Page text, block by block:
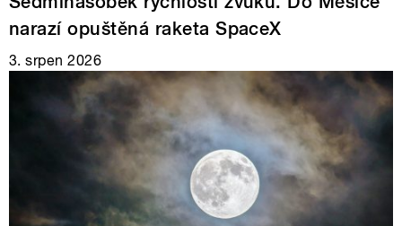
narazí opuštěná raketa SpaceX
3. srpen 2026